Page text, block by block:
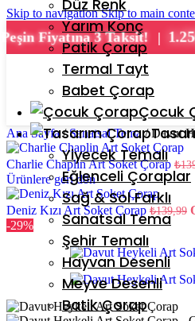
Skip to navigationSkip to main
Peşin Fiyatına 3 Taksit! |
Düz Renk
Yarım Konç
Patik Çorap
Termal Tayt
Babet Çorap
Çocuk
Yiyecek Temalı
Eğlenceli Çoraplar
Sağ & Sol Farklı
Sanatsal Tema
Şehir Temalı
Hayvan Desenli
Meyve Desenli
Batik Çorap
Ana Sayfa/ Sanatsal Tema/ Davut
Charlie Chaplin Art Soket Çorap ₺
Ürünlere geri dön
Deniz Kızı Art Soket Çorap ₺139,99
-29%